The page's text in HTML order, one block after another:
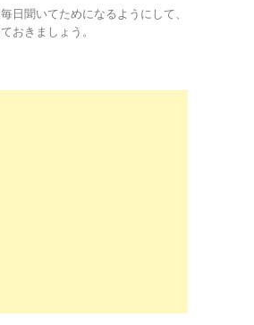
日聞いてためになるようにして、
おきましょう。